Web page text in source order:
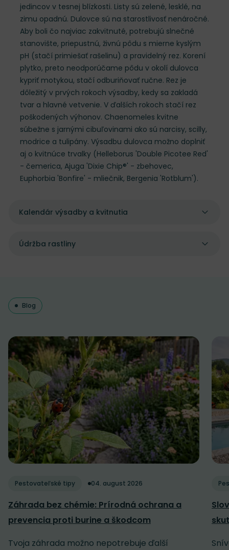
jedincov v tesnej blízkosti. Listy sú zelené, lesklé, na
zimu opadnú. Dulovce sú na starostlivosť nenáročné.
Aby boli čo najviac zakvitnuté, potrebujú slnečné
stanovište, priepustnú, živnú pôdu s mierne kyslým
pH (stačí primiešať rašelinu) a pravidelný rez. Korení
plytko, preto neodporúčame pôdu v okolí dulovca
kypriť motykou, stačí odburiňovať ručne. Rez je
dôležitý v prvých rokoch výsadby, kedy sa zakladá
tvar a hlavné vetvenie. V ďalších rokoch stačí rez
poškodených výhonov. Chaenomeles kvitne
súbežne s jarnými cibuľovinami ako sú narcisy, scilly,
modrice a tulipány. Výsadbu dulovca možno doplniť
aj o kvitnúce trvalky (Helleborus 'Double Picotee Red'
- čemerica, Ajuga 'Dixie Chip®' - zbehovec,
Euphorbia 'Bonfire' - mliečnik, Bergenia 'Rotblum').
Kalendár výsadby a kvitnutia
Údržba rastliny
Blog
Pestovateľské tipy 04. august 2026
Záhrada bez chémie: Prírodná ochrana a
prevencia proti burine a škodcom
Tvoja záhrada možno nepotrebuje ďalší